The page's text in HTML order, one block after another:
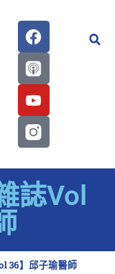
誌Vol
36】邱子瑜醫師